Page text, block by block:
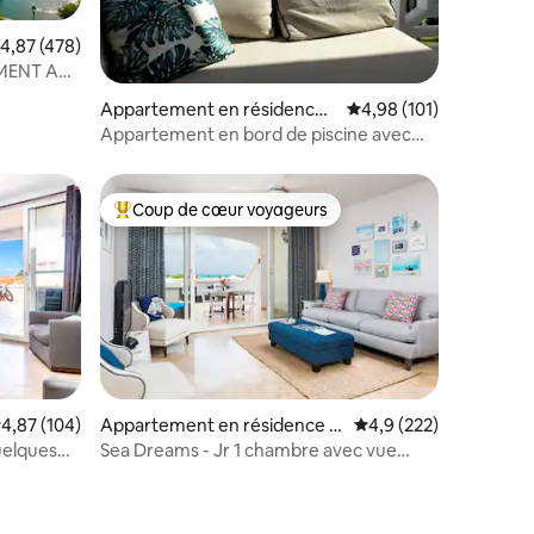
: 4,98 sur 5
moyenne sur la base de 478 commentaires : 4,87 sur 5
4,87 (478)
AU
Appartement en résidence ⋅
Turtle Cove
Évaluation moyenne
4,98 (101)
Appartement en bord de piscine avec
: 4,98 sur 5
moyenne sur la base de 104 commentaires : 4,87 sur 5
4,87 (104)
Coups de cœur voyageurs les plus appréciés
Coup de cœur voyageurs
Appartement en résidence ⋅
Providenciales
Évaluation moyenne
4,9 (222)
Sea Dreams - Jr 1 chambre avec vue